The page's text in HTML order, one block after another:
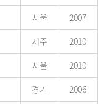
서울
2007
제주 2010
서울
2010
경기
2006